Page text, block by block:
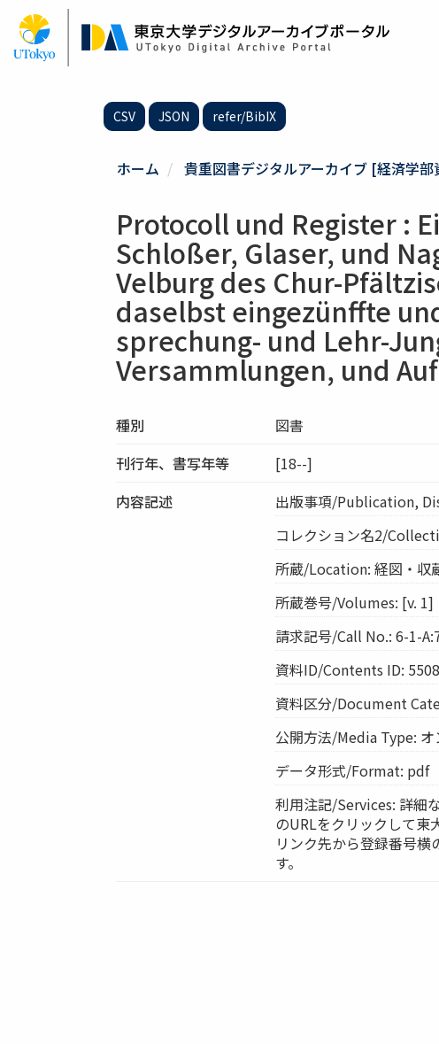
ン
CSV JSON refer/BibIX
ホーム 貴重図書デジタルアーカイブ [経済学部
Protocoll und Register :
Schloßer, Glaser, und
Velburg des Chur-
daselbst eingezünffte
sprechung- und Lehr-
Versammlungen, und
種別
図書
刊行年、書写年等
[18--]
内容記述
出版事項/Publication,
コレクション名2/
所蔵/Location: 経図・収
所蔵巻号/Volumes: [v. 1]
請求記号/Call No.: 6-1-
資料ID/Contents ID:
資料区分/Document
公開方法/Media Type:
データ形式/Format: pdf
利用注記/Services: 詳細
のURLをクリックして東
リンク先から登録番号
す。